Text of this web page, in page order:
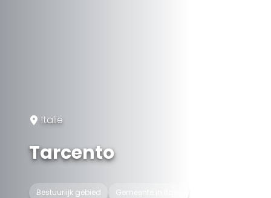
Italië
Tarcento
Bestuurlijk gebied Gemeente in Italië